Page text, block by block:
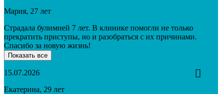
Мария, 27 лет
Страдала булимией 7 лет. В клинике помогли не только
прекратить приступы, но и разобраться с их причинами.
Спасибо за новую жизнь!
Показать все
15.07.2026
Екатерина, 29 лет